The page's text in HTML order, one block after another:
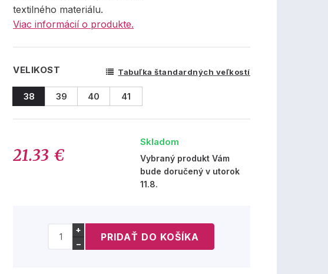
textilného materiálu.
Viac informácií o produkte.
VELIKOST Tabuľka štandardných veľkostí
38 39 40 41
21.33 €
Skladom
Vybraný produkt Vám
bude doručený v utorok
11.8.
+
−